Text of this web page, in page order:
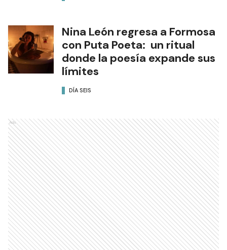
Nina León regresa a Formosa
con Puta Poeta: un ritual
donde la poesía expande sus
límites
DÍA SEIS
Ads